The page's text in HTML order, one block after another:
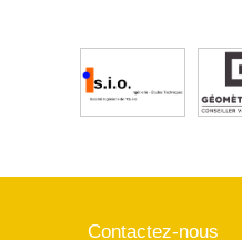
Contactez-nous